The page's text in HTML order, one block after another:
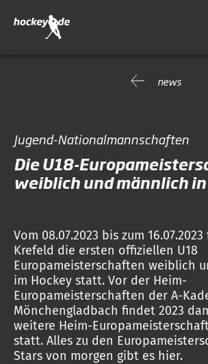
news
Jugend-Nationalmannschaften
Die U18-
weiblich und männlich
Vom 08.07.2023 bis zum
Krefeld die ersten offiziellen U18
Europameisterschaften weiblich
im Hockey statt. Vor der Heim-
Europameisterschaften der A-
Mönchengladbach findet 2023
weitere Heim-
statt. Alles zu den
Stars von morgen gibt es hier.